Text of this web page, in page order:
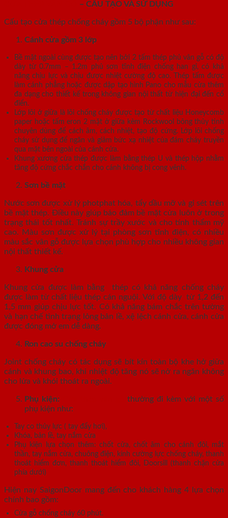
– CẤU TẠO VÀ SỬ DỤNG
Cấu tạo cửa thép chống cháy gồm 5 bộ phận như sau:
Cánh cửa gồm 3 lớp
Bề mặt ngoài cùng được tạo nên bởi 2 tấm thép phủ vân gỗ có độ
dày từ 0.7mm – 1.2m phủ sơn tĩnh điện chống han gỉ, có khả
năng chịu lực và chịu được nhiệt cường độ cao. Thép tấm được
làm cánh phẳng hoặc được dập tạo hình Pano cho mẫu cửa thêm
đa dạng cho thiết kế trong không gian nội thất từ hiện đại đến cổ
điển.
Lớp lõi ở giữa là lõi chống cháy được tạo từ chất liệu Honeycomb
paper hoặc tấm eron 2 mặt ở giữa kèm Rockwool bông thủy tinh
chuyên dùng để cách âm, cách nhiệt, tạo độ cứng. Lớp lõi chống
cháy sử dụng để ngăn và giảm bức xạ nhiệt của đám cháy truyền
qua mặt bên ngoài của cánh cửa.
Khung xương cửa thép được làm bằng thép U và thép hộp nhằm
tăng độ cứng chắc chắn cho cánh không bị cong vênh.
Sơn bề mặt
Nước sơn được xử lý photphat hóa, tẩy dầu mỡ và gỉ sét trên
bề mặt thép. Điều này giúp bảo đảm bề mặt cửa luôn ở trong
trạng thái tốt nhất. Tránh sự trầy xước và cho tính thẩm mỹ
cao. Màu sơn được xử lý tại phòng sơn tĩnh điện, có nhiều
màu sắc vân gỗ được lựa chọn phù hợp cho nhiều không gian
nội thất thiết kế.
Khung cửa
Khung cửa được làm bằng thép có khả năng chống cháy
được làm từ chất liệu thép cán nguội. Với độ dày từ 1,2 đến
1,5 mm giúp chịu lực tốt. Có khả năng bám chắc trên tường
và hạn chế tình trạng lỏng bản lề, xệ lệch cánh cửa, cánh cửa
được đóng mở em dễ dàng.
Ron cao su chống cháy
Joint chống cháy có tác dụng sẽ bít kín toàn bộ khe hở giữa
cánh và khung bao, khi nhiệt độ tăng nó sẽ nở ra ngăn không
cho lửa và khói thoát ra ngoài.
Phụ kiện:
thường đi kèm với một số
phụ kiện như:
Tay co thủy lực ( tay đẩy hơi),
Khóa, bản lề, tay nắm cửa
Phụ kiện lựa chọn thêm: chốt cửa, chốt âm cho cánh đôi, mắt
thần, tay nắm cửa, chuông điện, kính cường lực chống cháy, thanh
thoát hiểm đơn, thanh thoát hiểm đôi, Doorsill (thanh chặn cửa
phía dưới)
Hiện nay SaigonDoor mang đến cho khách hàng 4 lựa chọn
chính bao gồm:
Cửa gỗ chống cháy 60 phút.